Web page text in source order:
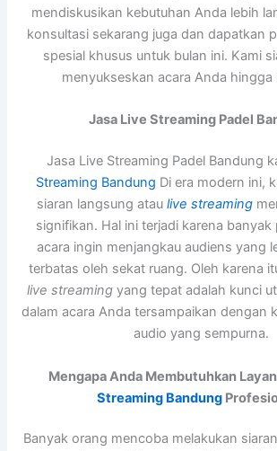
mendiskusikan kebutuhan Anda lebih
konsultasi sekarang juga dan dapatkan
spesial khusus untuk bulan ini. Kami
menyukseskan acara Anda hingga
Jasa Live Streaming Padel
Jasa Live Streaming Padel Bandung
Streaming Bandung Di era modern ini,
siaran langsung atau live streaming
signifikan. Hal ini terjadi karena banyak
acara ingin menjangkau audiens yang
terbatas oleh sekat ruang. Oleh karena
live streaming yang tepat adalah kunci
dalam acara Anda tersampaikan dengan
audio yang sempurna.
Mengapa Anda Membutuhkan
Streaming Bandung
Banyak orang mencoba melakukan